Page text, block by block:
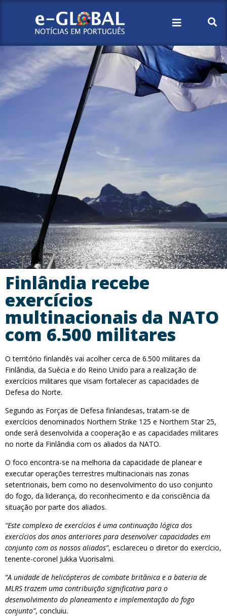
Finlândia recebe
exercícios
multinacionais da NATO
com 6.500 militares
O território finlandês vai acolher cerca de 6.500 militares da
Finlândia, da Suécia e do Reino Unido para a realização de
exercícios militares que visam fortalecer as capacidades de
Defesa do Norte.
Segundo as Forças de Defesa finlandesas, tratam-se de
exercícios denominados Northern Strike 125 e Northern Star 25,
onde será desenvolvida a cooperação e as capacidades militares
no norte da Finlândia com os aliados da NATO.
O foco encontra-se na melhoria da capacidade de planear e
executar operações terrestres multinacionais nas zonas
setentrionais, bem como no desenvolvimento do uso conjunto
do fogo, da liderança, do reconhecimento e da consciência da
situação por parte dos aliados.
“Este complexo de exercícios é uma continuação lógica dos
exercícios dos anos anteriores para desenvolver capacidades em
conjunto com os nossos aliados”, esclareceu o diretor do exercício,
tenente-coronel Jukka Vuorisalmi.
“A unidade de helicópteros de combate britânica e a bateria de
MLRS trazem uma contribuição significativa para o
desenvolvimento do planeamento e implementação do fogo
conjunto”, concluiu.